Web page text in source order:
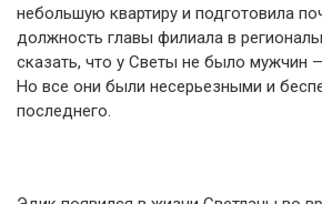
небольшую квартиру и подготовила
должность главы филиала в
сказать, что у Светы не было мужчин
Но все они были несерьезными и
последнего.